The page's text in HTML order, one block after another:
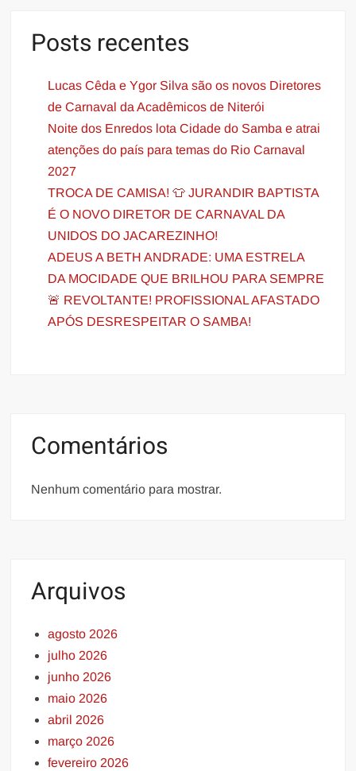
Posts recentes
Lucas Cêda e Ygor Silva são os novos Diretores
de Carnaval da Acadêmicos de Niterói
Noite dos Enredos lota Cidade do Samba e atrai
atenções do país para temas do Rio Carnaval
2027
TROCA DE CAMISA! 👕 JURANDIR BAPTISTA
É O NOVO DIRETOR DE CARNAVAL DA
UNIDOS DO JACAREZINHO!
ADEUS A BETH ANDRADE: UMA ESTRELA
DA MOCIDADE QUE BRILHOU PARA SEMPRE
🚨 REVOLTANTE! PROFISSIONAL AFASTADO
APÓS DESRESPEITAR O SAMBA!
Comentários
Nenhum comentário para mostrar.
Arquivos
agosto 2026
julho 2026
junho 2026
maio 2026
abril 2026
março 2026
fevereiro 2026